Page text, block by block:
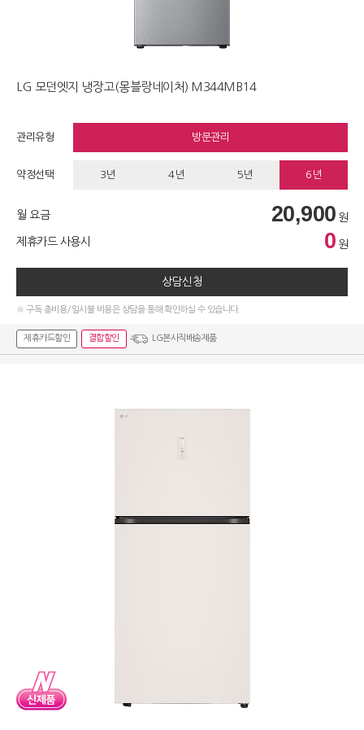
LG 모던엣지 냉장고(몽블랑네이처) M344MB14
관리유형 방문관리
약정선택 3년 4년 5년 6년
월 요금 20,900 원
제휴카드 사용시 0 원
상담신청
※ 구독 총비용/일시불 비용은 상담을 통해 확인하실 수 있습니다.
제휴카드할인 결합할인 LG본사직배송제품